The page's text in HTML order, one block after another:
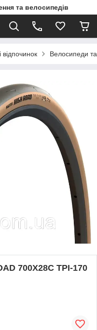
та велосипедів
відпочинок Велосипеди
700X28C TPI-170